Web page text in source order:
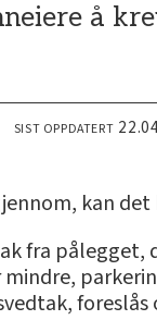
å
SIST OPPDATERT
kan
fra